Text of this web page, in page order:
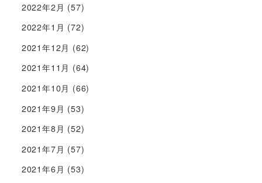
2022年2月 (57)
2022年1月 (72)
2021年12月 (62)
2021年11月 (64)
2021年10月 (66)
2021年9月 (53)
2021年8月 (52)
2021年7月 (57)
2021年6月 (53)